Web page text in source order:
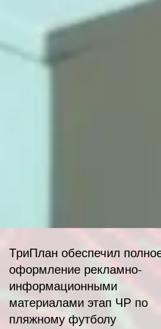
ТриПлан обеспечил полное
оформление рекламно-
информационными
материалами этап ЧР по